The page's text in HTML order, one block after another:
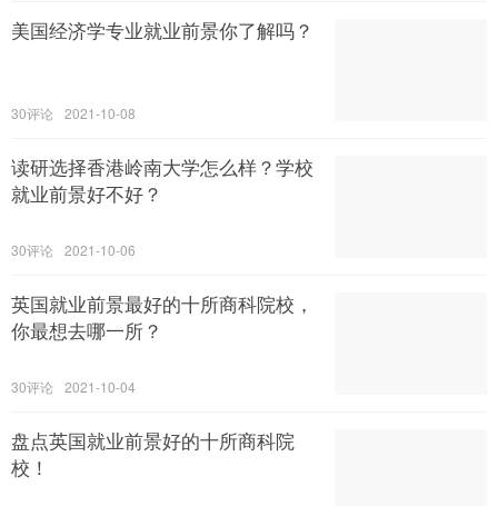
美国经济学专业就业前景你了解吗？
30 2021-10-08
读研选择香港岭南大学怎么样？学校
就业前景好不好？
30 2021-10-06
英国就业前景最好的十所商科院校，
你最想去哪一所？
30 2021-10-04
盘点英国就业前景好的十所商科院
校！